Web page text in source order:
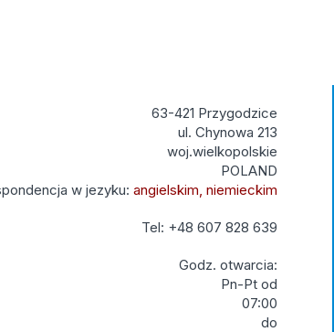
63-421 Przygodzice
ul. Chynowa 213
woj.wielkopolskie
POLAND
w jezyku:angielskim, niemieckim
Tel: +48 607 828 639
Godz. otwarcia:
Pn-Pt od
07:00
do